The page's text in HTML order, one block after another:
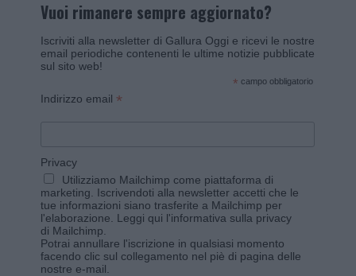
Vuoi rimanere sempre aggiornato?
Iscriviti alla newsletter di Gallura Oggi e ricevi le nostre
email periodiche contenenti le ultime notizie pubblicate
sul sito web!
* campo obbligatorio
Indirizzo email *
Privacy
Utilizziamo Mailchimp come piattaforma di
marketing. Iscrivendoti alla newsletter accetti che le
tue informazioni siano trasferite a Mailchimp per
l'elaborazione. Leggi qui l'informativa sulla privacy
di Mailchimp
Potrai annullare l'iscrizione in qualsiasi momento
facendo clic sul collegamento nel piè di pagina delle
nostre e-mail.